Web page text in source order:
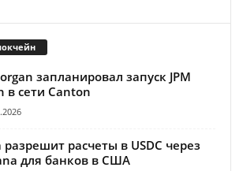
запланировал запуск JPM
в сети Canton
разрешит расчеты в USDC через
для банков в США